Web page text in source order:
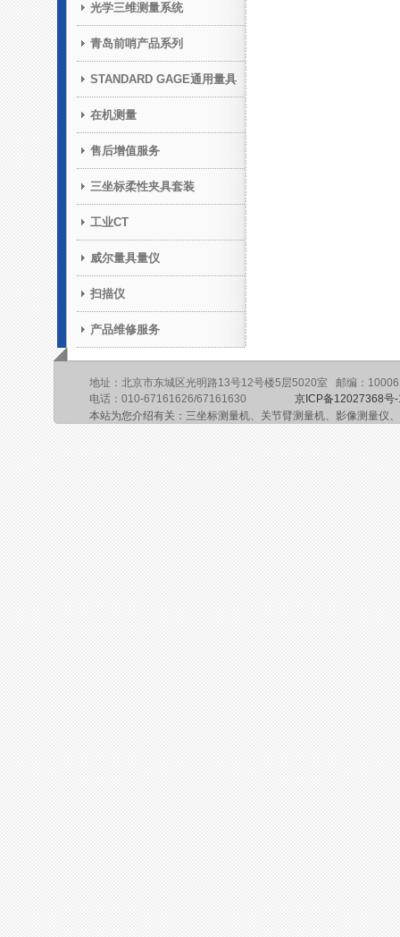
光学三维测量系统
青岛前哨产品系列
STANDARD GAGE通用量具
在机测量
售后增值服务
三坐标柔性夹具套装
工业CT
威尔量具量仪
扫描仪
产品维修服务
地址：北京市东城区光明路13号12号楼5层5020室 邮编：
电话：010-67161626/67161630 京ICP备12027368号
本站为您介绍有关：三坐标测量机、关节臂测量机、影像测量仪